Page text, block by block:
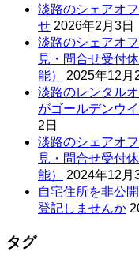
淡路のシェアオ
せ 2026年2月3日
淡路のシェアオ
見・問合せ受付
能）
2025年12月
淡路のレンタル
がゴールデンウ
2日
淡路のシェアオ
見・問合せ受付
能）
2024年12月
自宅住所を非公
登記しませんか
タグ